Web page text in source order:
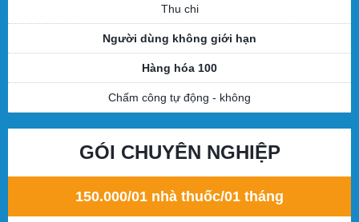
Thu chi
Người dùng không giới hạn
Hàng hóa 100
Chấm công tự động - không
GÓI CHUYÊN NGHIỆP
150.000/01 nhà thuốc/01 tháng